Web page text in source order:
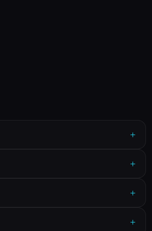
+
+
+
+